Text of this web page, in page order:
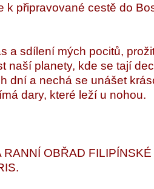
k připravované cestě do
a sdílení mých pocitů,
naší planety, kde se tají
dní a nechá se unášet
dary, které leží u nohou.
RANNÍ OBŘAD